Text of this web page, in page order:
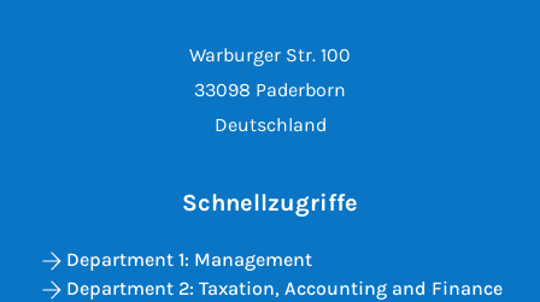
Warburger Str. 100
33098 Paderborn
Deutschland
Schnellzugriffe
Department 1: Management
Department 2: Taxation, Accounting and Finance